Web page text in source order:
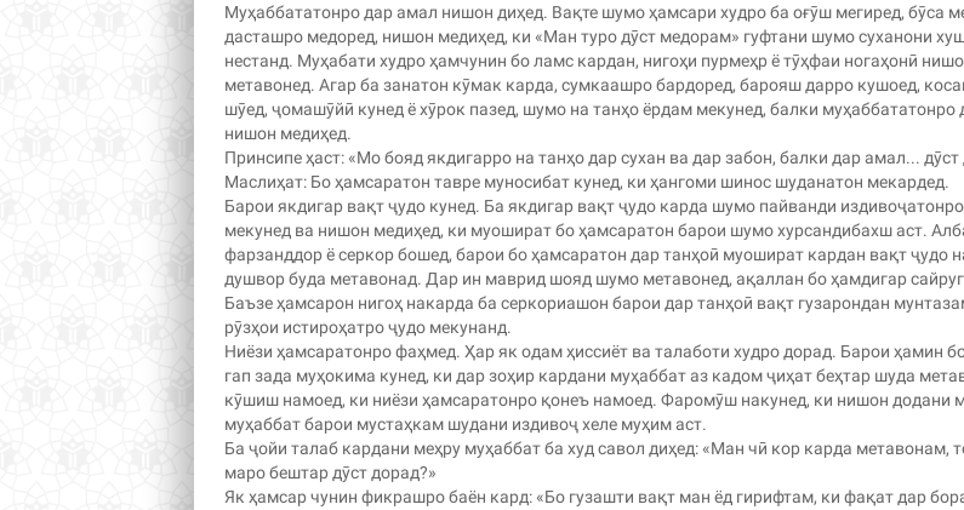
Муҳаббататонро дар амал нишон диҳед. Вақте шумо ҳамсари худро ба оғӯш мегиред, бӯса
дасташро медоред, нишон медиҳед, ки «Ман туро дӯст медорам» гуфтани шумо суханони
нестанд. Муҳабати худро ҳамчунин бо ламс кардан, нигоҳи пурмеҳр ё тӯҳфаи ногаҳонӣ
метавонед. Агар ба занатон кӯмак карда, сумкаашро бардоред, барояш дарро кушоед,
шӯед, ҷомашӯйӣ кунед ё хӯрок пазед, шумо на танҳо ёрдам мекунед, балки муҳаббататонро
нишон медиҳед.
Принсипе ҳаст: «Мо бояд якдигарро на танҳо дар сухан ва дар забон, балки дар амал... дӯст
Маслиҳат: Бо ҳамсаратон тавре муносибат кунед, ки ҳангоми шинос шуданатон мекардед.
Барои якдигар вақт ҷудо кунед. Ба якдигар вақт ҷудо карда шумо пайванди
мекунед ва нишон медиҳед, ки муошират бо ҳамсаратон барои шумо хурсандибахш аст.
фарзанддор ё серкор бошед, барои бо ҳамсаратон дар танҳоӣ муошират кардан вақт ҷудо
душвор буда метавонад. Дар ин маврид шояд шумо метавонед, ақаллан бо ҳамдигар
Баъзе ҳамсарон нигоҳ накарда ба серкориашон барои дар танҳоӣ вақт гузарондан
рӯзҳои истироҳатро ҷудо мекунанд.
Ниёзи ҳамсаратонро фаҳмед. Ҳар як одам ҳиссиёт ва талаботи худро дорад. Барои ҳамин
гап зада муҳокима кунед, ки дар зоҳир кардани муҳаббат аз кадом ҷиҳат беҳтар шуда
кӯшиш намоед, ки ниёзи ҳамсаратонро қонеъ намоед. Фаромӯш накунед, ки нишон додани
муҳаббат барои мустаҳкам шудани издивоҷ хеле муҳим аст.
Ба ҷойи талаб кардани меҳру муҳаббат ба худ савол диҳед: «Ман чӣ кор карда метавонам,
маро бештар дӯст дорад?»
Як ҳамсар чунин фикрашро баён кард: «Бо гузашти вақт ман ёд гирифтам, ки фақат дар